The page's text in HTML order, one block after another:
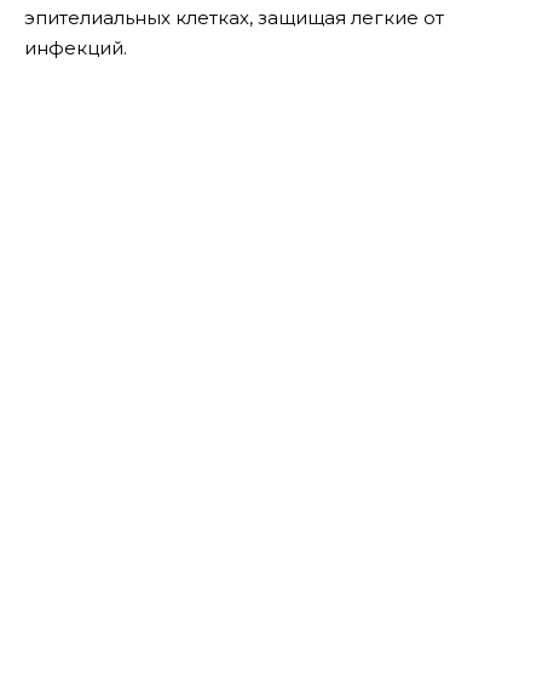
эпителиальных клетках, защищая легкие от
инфекций.